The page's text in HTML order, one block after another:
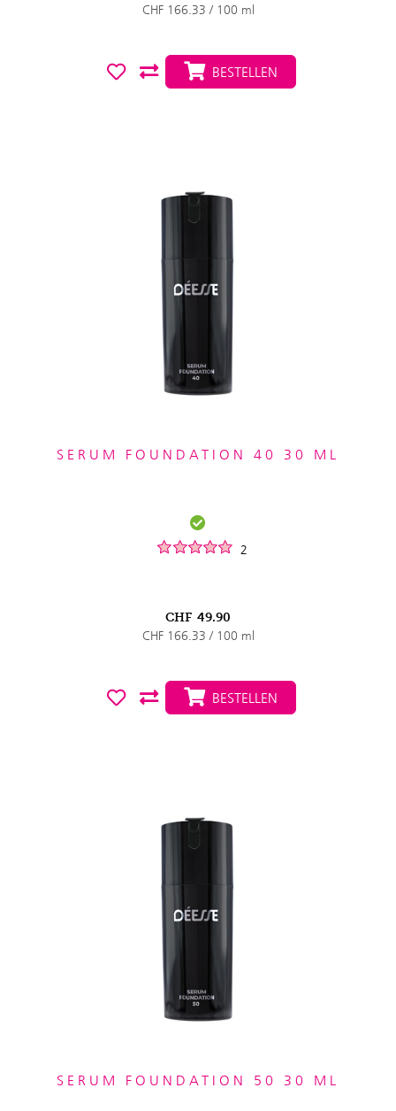
CHF 166.33 / 100 ml
BESTELLEN
SERUM FOUNDATION 40 30 ML
2
CHF 49.90
CHF 166.33 / 100 ml
BESTELLEN
SERUM FOUNDATION 50 30 ML